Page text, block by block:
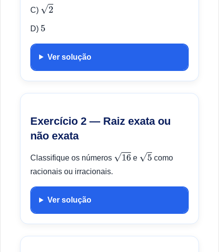
C) 2
D) 5
Ver solução
Exercício 2 — Raiz exata ou
não exata
Classifique os números 16 e 5
como
racionais ou irracionais.
Ver solução